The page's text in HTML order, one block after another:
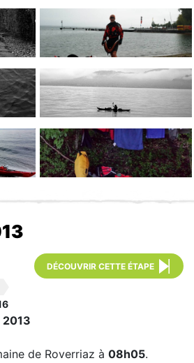
DÉCOUVRIR CETTE ÉTAPE
2013
de Roverriaz à 08h05.